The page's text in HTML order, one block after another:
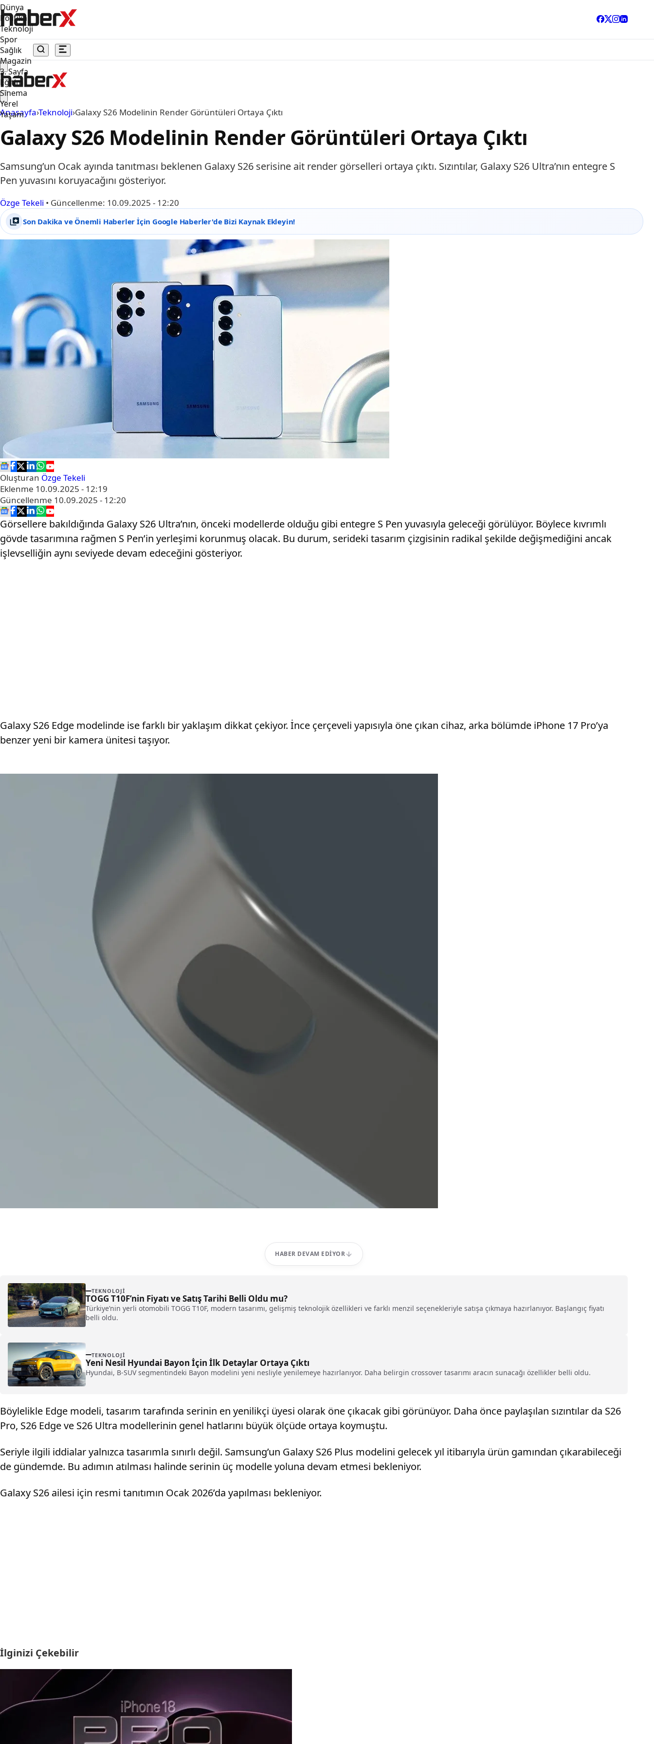
Dünya
Politika
Teknoloji
Spor
Sağlık
Magazin
3. Sayfa
Eğitim
Sinema
Yerel
Yaşam
Anasayfa›Teknoloji›Galaxy S26 Modelinin Render Görüntüleri Ortaya Çıktı
Galaxy S26 Modelinin Render Görüntüleri Ortaya Çıktı
Samsung’un Ocak ayında tanıtması beklenen Galaxy S26 serisine ait render görselleri ortaya çıktı. Sızıntılar, Galaxy S26 Ultra’nın entegre S
Pen yuvasını koruyacağını gösteriyor.
Özge Tekeli • Güncellenme: 10.09.2025 - 12:20
Son Dakika ve Önemli Haberler İçin Google Haberler'de Bizi Kaynak Ekleyin!
Oluşturan Özge Tekeli
Eklenme 10.09.2025 - 12:19
Güncellenme 10.09.2025 - 12:20
Görsellere bakıldığında Galaxy S26 Ultra’nın, önceki modellerde olduğu gibi entegre S Pen yuvasıyla geleceği görülüyor. Böylece kıvrımlı
gövde tasarımına rağmen S Pen’in yerleşimi korunmuş olacak. Bu durum, serideki tasarım çizgisinin radikal şekilde değişmediğini ancak
işlevselliğin aynı seviyede devam edeceğini gösteriyor.
Galaxy S26 Edge modelinde ise farklı bir yaklaşım dikkat çekiyor. İnce çerçeveli yapısıyla öne çıkan cihaz, arka bölümde iPhone 17 Pro’ya
benzer yeni bir kamera ünitesi taşıyor.
HABER DEVAM EDIYOR
TEKNOLOJI
TOGG T10F’nin Fiyatı ve Satış Tarihi Belli Oldu mu?
Türkiye’nin yerli otomobili TOGG T10F, modern tasarımı, gelişmiş teknolojik özellikleri ve farklı menzil seçenekleriyle satışa çıkmaya hazırlanıyor. Başlangıç fiyatı
belli oldu.
TEKNOLOJI
Yeni Nesil Hyundai Bayon İçin İlk Detaylar Ortaya Çıktı
Hyundai, B-SUV segmentindeki Bayon modelini yeni nesliyle yenilemeye hazırlanıyor. Daha belirgin crossover tasarımı aracın sunacağı özellikler belli oldu.
Böylelikle Edge modeli, tasarım tarafında serinin en yenilikçi üyesi olarak öne çıkacak gibi görünüyor. Daha önce paylaşılan sızıntılar da S26
Pro, S26 Edge ve S26 Ultra modellerinin genel hatlarını büyük ölçüde ortaya koymuştu.
Seriyle ilgili iddialar yalnızca tasarımla sınırlı değil. Samsung’un Galaxy S26 Plus modelini gelecek yıl itibarıyla ürün gamından çıkarabileceği
de gündemde. Bu adımın atılması halinde serinin üç modelle yoluna devam etmesi bekleniyor.
Galaxy S26 ailesi için resmi tanıtımın Ocak 2026’da yapılması bekleniyor.
İlginizi Çekebilir